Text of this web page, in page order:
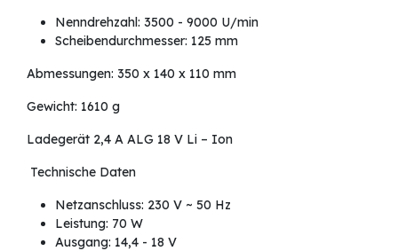
Nenndrehzahl: 3500 - 9000 U/min
Scheibendurchmesser: 125 mm
Abmessungen: 350 x 140 x 110 mm
Gewicht: 1610 g
Ladegerät 2,4 A ALG 18 V Li – Ion
Technische Daten
Netzanschluss: 230 V ~ 50 Hz
Leistung: 70 W
Ausgang: 14,4 - 18 V